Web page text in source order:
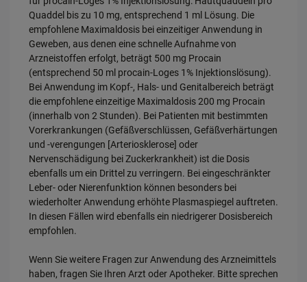
Quaddel bis zu 10 mg, entsprechend 1 ml Lösung. Die
empfohlene Maximaldosis bei einzeitiger Anwendung in
Geweben, aus denen eine schnelle Aufnahme von
Arzneistoffen erfolgt, beträgt 500 mg Procain
(entsprechend 50 ml procain-Loges 1% Injektionslösung).
Bei Anwendung im Kopf-, Hals- und Genitalbereich beträgt
die empfohlene einzeitige Maximaldosis 200 mg Procain
(innerhalb von 2 Stunden). Bei Patienten mit bestimmten
Vorerkrankungen (Gefäßverschlüssen, Gefäßverhärtungen
und -verengungen [Arteriosklerose] oder
Nervenschädigung bei Zuckerkrankheit) ist die Dosis
ebenfalls um ein Drittel zu verringern. Bei eingeschränkter
Leber- oder Nierenfunktion können besonders bei
wiederholter Anwendung erhöhte Plasmaspiegel auftreten.
In diesen Fällen wird ebenfalls ein niedrigerer Dosisbereich
empfohlen.
Wenn Sie weitere Fragen zur Anwendung des Arzneimittels
haben, fragen Sie Ihren Arzt oder Apotheker. Bitte sprechen